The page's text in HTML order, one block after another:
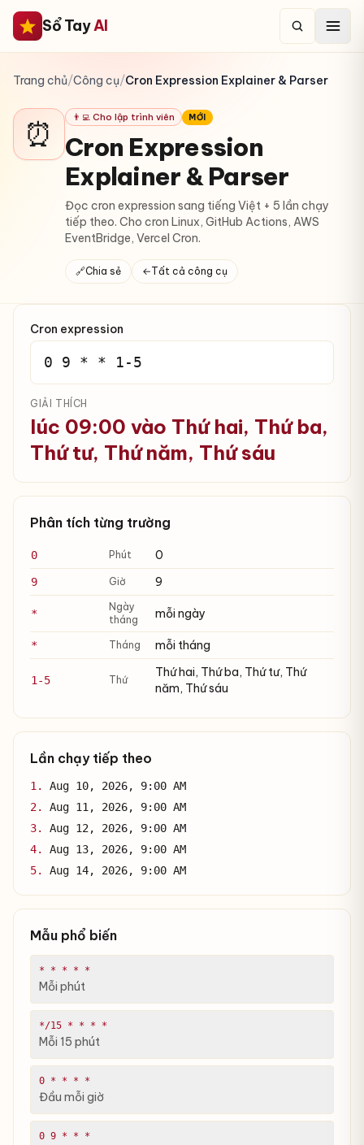
Sổ TayAI
Trang chủ/Công cụ/Cron Expression Explainer & Parser
⏰ 👨‍💻 Cho lập trình viên MỚI
Cron Expression
Explainer & Parser
Đọc cron expression sang tiếng Việt + 5 lần chạy
tiếp theo. Cho cron Linux, GitHub Actions, AWS
EventBridge, Vercel Cron.
🔗Chia sẻ ←Tất cả công cụ
Cron expression
GIẢI THÍCH
lúc 09:00 vào Thứ hai, Thứ ba,
Thứ tư, Thứ năm, Thứ sáu
Phân tích từng trường
0 Phút 0
9 Giờ 9
*
Ngày
tháng
mỗi ngày
* Tháng mỗi tháng
1-5 Thứ
Thứ hai, Thứ ba, Thứ tư, Thứ
năm, Thứ sáu
Lần chạy tiếp theo
1.
Aug 10, 2026, 9:00 AM
2.
Aug 11, 2026, 9:00 AM
3.
Aug 12, 2026, 9:00 AM
4.
Aug 13, 2026, 9:00 AM
5.
Aug 14, 2026, 9:00 AM
Mẫu phổ biến
* * * * *
Mỗi phút
*/15 * * * *
Mỗi 15 phút
0 * * * *
Đầu mỗi giờ
0 9 * * *